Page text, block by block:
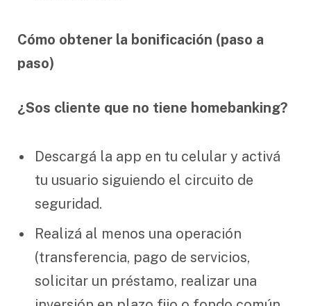
Cómo obtener la bonificación (paso a
paso)
¿Sos cliente que no tiene homebanking?
Descargá la app en tu celular y activá
tu usuario siguiendo el circuito de
seguridad.
Realizá al menos una operación
(transferencia, pago de servicios,
solicitar un préstamo, realizar una